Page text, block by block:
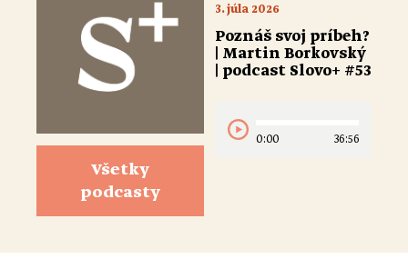
Všetky
podcasty
3. júla 2026
Poznáš svoj príbeh?
| Martin Borkovský
| podcast Slovo+ #53
0:00 36:56